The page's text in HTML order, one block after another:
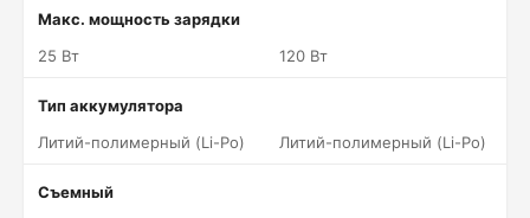
Макс. мощность зарядки
25 Вт
120 Вт
Тип аккумулятора
Литий-полимерный (Li-Po)
Литий-полимерный (Li-Po)
Съемный